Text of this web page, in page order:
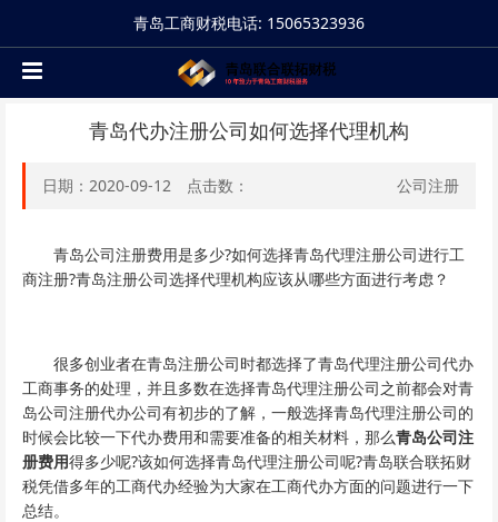
青岛工商财税电话: 15065323936
青岛代办注册公司如何选择代理机构
日期：2020-09-12 点击数： 公司注册
青岛公司注册费用是多少?如何选择青岛代理注册公司进行工
商注册?青岛注册公司选择代理机构应该从哪些方面进行考虑？
很多创业者在青岛注册公司时都选择了青岛代理注册公司代办
工商事务的处理，并且多数在选择青岛代理注册公司之前都会对青
岛公司注册代办公司有初步的了解，一般选择青岛代理注册公司的
时候会比较一下代办费用和需要准备的相关材料，那么青岛公司注
册费用得多少呢?该如何选择青岛代理注册公司呢?青岛联合联拓财
税凭借多年的工商代办经验为大家在工商代办方面的问题进行一下
总结。